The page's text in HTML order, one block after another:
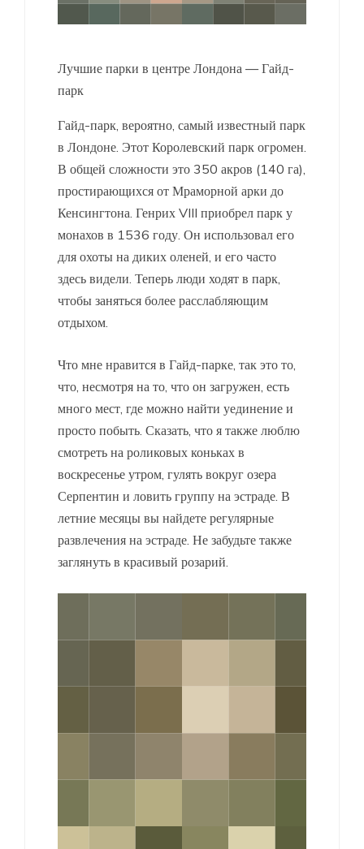
Лучшие парки в центре Лондона — Гайд-
парк
Гайд-парк, вероятно, самый известный парк
в Лондоне. Этот Королевский парк огромен.
В общей сложности это 350 акров (140 га),
простирающихся от Мраморной арки до
Кенсингтона. Генрих VIII приобрел парк у
монахов в 1536 году. Он использовал его
для охоты на диких оленей, и его часто
здесь видели. Теперь люди ходят в парк,
чтобы заняться более расслабляющим
отдыхом.
Что мне нравится в Гайд-парке, так это то,
что, несмотря на то, что он загружен, есть
много мест, где можно найти уединение и
просто побыть. Сказать, что я также люблю
смотреть на роликовых коньках в
воскресенье утром, гулять вокруг озера
Серпентин и ловить группу на эстраде. В
летние месяцы вы найдете регулярные
развлечения на эстраде. Не забудьте также
заглянуть в красивый розарий.